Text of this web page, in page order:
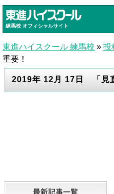
練馬校 オフィシャルサイト
東進ハイスクール 練馬校 » 投
重要！
2019年 12月 17日 「見